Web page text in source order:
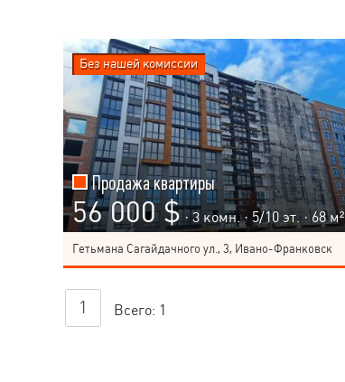
Продажа квартиры
56 000 $ · 3 комн. · 5/10 эт. · 68 м²
Гетьмана Сагайдачного ул., 3, Ивано-Франковск
Без нашей комиссии
1 Всего: 1